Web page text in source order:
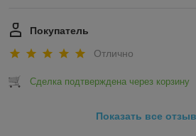
Покупатель
Отлично
Сделка подтверждена через корзину
Показать все